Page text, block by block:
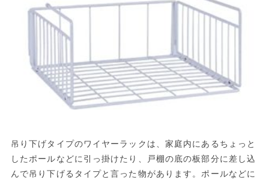
吊り下げタイプのワイヤーラックは、家庭内にあるちょっと
したポールなどに引っ掛けたり、戸棚の底の板部分に差し込
んで吊り下げるタイプと言った物があります。ポールなどに